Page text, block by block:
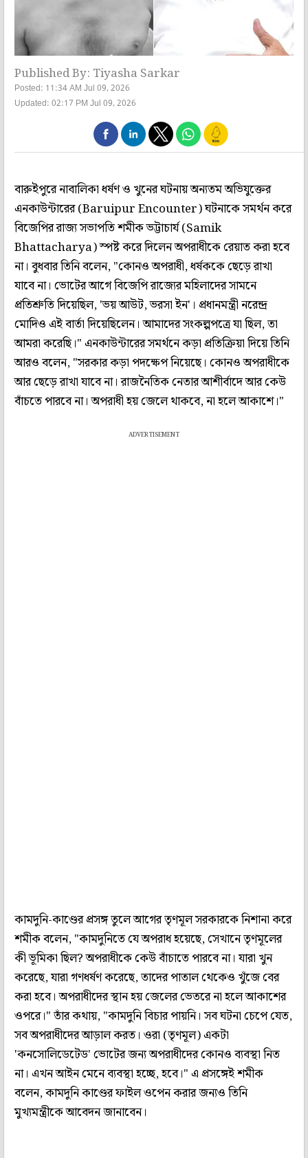
Published By: Tiyasha Sarkar
Posted: 11:34 AM Jul 09, 2026
Updated: 02:17 PM Jul 09, 2026
বারুইপুরে নাবালিকা ধর্ষণ ও খুনের ঘটনায় অন্যতম অভিযুক্তের
এনকাউন্টারের (Baruipur Encounter) ঘটনাকে সমর্থন করে
বিজেপির রাজ্য সভাপতি শমীক ভট্টাচার্য (Samik
Bhattacharya) স্পষ্ট করে দিলেন অপরাধীকে রেয়াত করা হবে
না। বুধবার তিনি বলেন, "কোনও অপরাধী, ধর্ষককে ছেড়ে রাখা
যাবে না। ভোটের আগে বিজেপি রাজ্যের মহিলাদের সামনে
প্রতিশ্রুতি দিয়েছিল, 'ভয় আউট, ভরসা ইন'। প্রধানমন্ত্রী নরেন্দ্র
মোদিও এই বার্তা দিয়েছিলেন। আমাদের সংকল্পপত্রে যা ছিল, তা
আমরা করেছি।" এনকাউন্টারের সমর্থনে কড়া প্রতিক্রিয়া দিয়ে তিনি
আরও বলেন, "সরকার কড়া পদক্ষেপ নিয়েছে। কোনও অপরাধীকে
আর ছেড়ে রাখা যাবে না। রাজনৈতিক নেতার আশীর্বাদে আর কেউ
বাঁচতে পারবে না। অপরাধী হয় জেলে থাকবে, না হলে আকাশে।"
ADVERTISEMENT
কামদুনি-কাণ্ডের প্রসঙ্গ তুলে আগের তৃণমূল সরকারকে নিশানা করে
শমীক বলেন, "কামদুনিতে যে অপরাধ হয়েছে, সেখানে তৃণমূলের
কী ভূমিকা ছিল? অপরাধীকে কেউ বাঁচাতে পারবে না। যারা খুন
করেছে, যারা গণধর্ষণ করেছে, তাদের পাতাল থেকেও খুঁজে বের
করা হবে। অপরাধীদের স্থান হয় জেলের ভেতরে না হলে আকাশের
ওপরে।" তাঁর কথায়, "কামদুনি বিচার পায়নি। সব ঘটনা চেপে যেত,
সব অপরাধীদের আড়াল করত। ওরা (তৃণমূল) একটা
'কনসোলিডেটেড' ভোটের জন্য অপরাধীদের কোনও ব্যবস্থা নিত
না। এখন আইন মেনে ব্যবস্থা হচ্ছে, হবে।" এ প্রসঙ্গেই শমীক
বলেন, কামদুনি কাণ্ডের ফাইল ওপেন করার জন্যও তিনি
মুখ্যমন্ত্রীকে আবেদন জানাবেন।